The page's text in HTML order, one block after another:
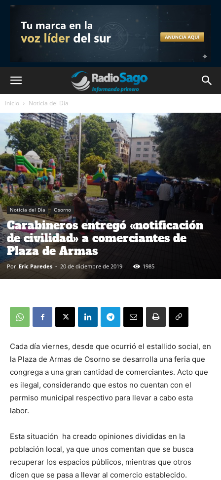
Inicio Noticia del Día
Noticia del Día Osorno
Carabineros entregó «notificación
de civilidad» a comerciantes de
Plaza de Armas
Por Eric Paredes - 20 de diciembre de 2019 1985
Cada día viernes, desde que ocurrió el estallido social, en
la Plaza de Armas de Osorno se desarrolla una feria que
congrega a una gran cantidad de comerciantes. Acto que
es ilegal, considerando que estos no cuentan con el
permiso municipal respectivo para llevar a cabo esta
labor.
Esta situación ha creado opiniones divididas en la
población local, ya que unos comentan que se busca
recuperar los espacios públicos, mientras que otros
dicen que se pasa a llevar al comercio establecido.